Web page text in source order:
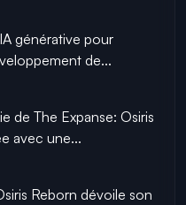
générative pour
de...
de The Expanse: Osiris
avec une...
Reborn dévoile son